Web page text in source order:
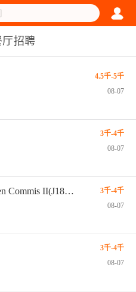
厅招聘
4.5千-5千
08-07
3千-4千
08-07
员工餐厅二级厨师 TM Kitchen Commis II(J18793)
3千-4千
08-07
3千-4千
08-07